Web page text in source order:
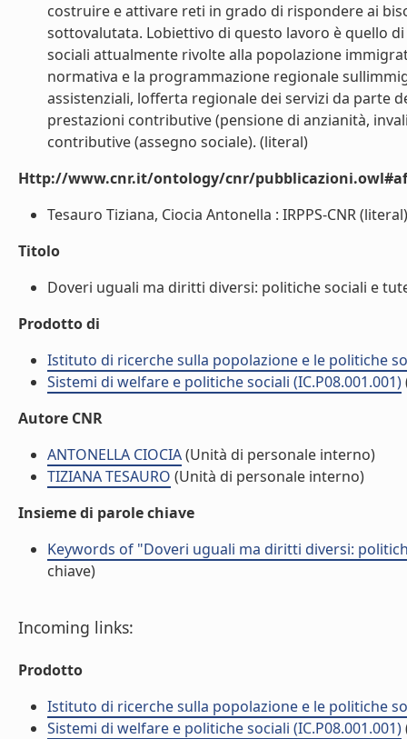
costruire e attivare reti in grado di rispondere ai
sottovalutata. Lobiettivo di questo lavoro è quello
sociali attualmente rivolte alla popolazione
normativa e la programmazione regionale
assistenziali, lofferta regionale dei servizi da parte
prestazioni contributive (pensione di anzianità,
contributive (assegno sociale). (literal)
Http://www.cnr.it/ontology/cnr/
Tesauro Tiziana, Ciocia Antonella : IRPPS-CNR (literal)
Titolo
Doveri uguali ma diritti diversi: politiche sociali e
Prodotto di
Istituto di ricerche sulla popolazione e le politiche
Sistemi di welfare e politiche sociali (IC.P08.001.001)
Autore CNR
ANTONELLA CIOCIA(Unità di personale interno)
TIZIANA TESAURO (Unità di personale interno)
Insieme di parole chiave
Keywords of "Doveri uguali ma diritti diversi:
chiave)
Incoming links:
Prodotto
Istituto di ricerche sulla popolazione e le politiche
Sistemi di welfare e politiche sociali (IC.P08.001.001)